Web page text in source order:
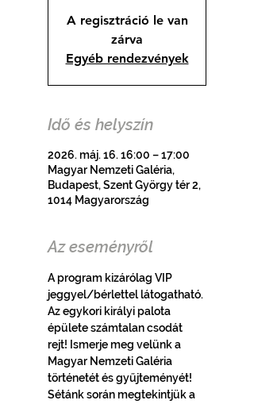
A regisztráció le van
zárva
Egyéb rendezvények
Idő és helyszín
2026. máj. 16. 16:00 – 17:00
Magyar Nemzeti Galéria,
Budapest, Szent György tér 2,
1014 Magyarország
Az eseményről
A program kizárólag VIP
jeggyel/bérlettel látogatható.
Az egykori királyi palota
épülete számtalan csodát
rejt! Ismerje meg velünk a
Magyar Nemzeti Galéria
történetét és gyűjteményét!
Sétánk során megtekintjük a